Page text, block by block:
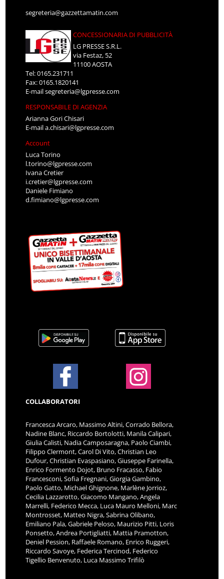
segreteria@gazzettamatin.com
CONCESSIONARIA DI PUBBLICITÀ
LG PRESSE S.R.L.
via Festaz, 52
11100 AOSTA
Tel: 0165.231711
Fax: 0165.1820141
E-mailsegreteria@lgpresse.com
RESPONSABILE DI AGENZIA
Arianna Gori Chisari
E-maila.chisari@lgpresse.com
Account
Luca Torino
l.torino@lgpresse.com
Ivana Cretier
i.cretier@lgpresse.com
Daniele Fimiano
d.fimiano@lgpresse.com
COLLABORATORI
Francesca Arcaro, Massimo Altini, Corrado Bellora,
Nadine Blanc, Riccardo Bortolotti, Manila Calipari,
Giulia Calisti, Nadia Camposaragna, Paolo Ciambi,
Filippo Clermont, Carol Di Vito, Christian Leo
Dufour, Christian Evaspasiano, Giuseppe Farinella,
Enrico Formento Dojot, Bruno Fracasso, Fabio
Francesconi, Sofia Fregnani, Giorgia Gambino,
Paolo Gatto, Michael Ghignone, Marlène Jorrioz,
Cecilia Lazzarotto, Giacomo Mangano, Angela
Marrelli, Federico Mecca, Luca Mauro Melloni, Marc
Montrosset, Matteo Nigra, Sabrina Olibano,
Emiliano Pala, Gabriele Peloso, Maurizio Pitti, Loris
Ponsetto, Andrea Portigliatti, Mattia Pramotton,
Deniel Pession, Raffaele Romano, Enrico Ruggeri,
Riccardo Savoye, Federica Tercinod, Federico
Tigellio Benvenuto, Luca Massimo Trifilò